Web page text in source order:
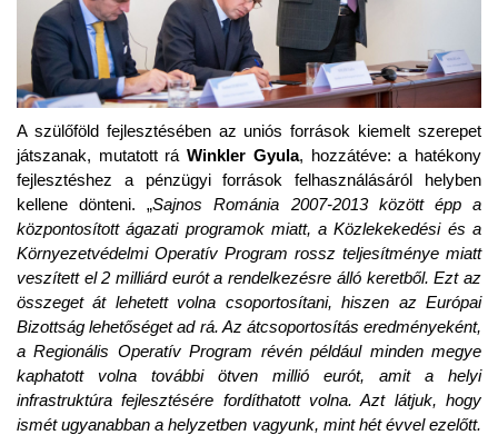
A szülőföld fejlesztésében az uniós források kiemelt szerepet
játszanak, mutatott ráWinkler Gyula, hozzátéve: a hatékony
fejlesztéshez a pénzügyi források felhasználásáról helyben
kellene dönteni. „Sajnos Románia 2007-2013 között épp a
központosított ágazati programok miatt, a Közlekekedési és a
Környezetvédelmi Operatív Program rossz teljesítménye miatt
veszített el 2 milliárd eurót a rendelkezésre álló keretből. Ezt az
összeget át lehetett volna csoportosítani, hiszen az Európai
Bizottság lehetőséget ad rá. Az átcsoportosítás eredményeként,
a Regionális Operatív Program révén például minden megye
kaphatott volna további ötven millió eurót, amit a helyi
infrastruktúra fejlesztésére fordíthatott volna. Azt látjuk, hogy
ismét ugyanabban a helyzetben vagyunk, mint hét évvel ezelőtt.